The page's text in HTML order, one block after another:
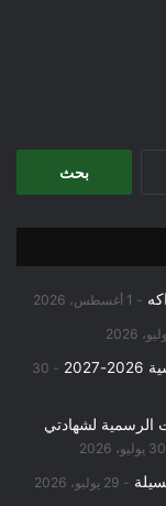
1 أغسطس، 2026
30
الرسمية لشهادتي
30 يوليو، 2026
29 يوليو، 2026